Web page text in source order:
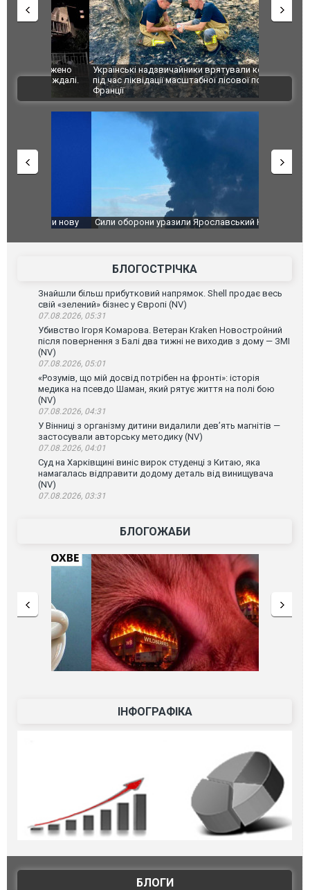
Українські надзвичайники врятували козуленя
під час ліквідації масштабної лісової пожежі у
СБУ за
Болгарії
ВІДЕО
Сили оборони уразили Ярославський НПЗ:
губернатор регіону заявив про наймасштабнішу
атаку. ВІДЕО
Неймар
БЛОГОСТРІЧКА
Знайшли більш прибутковий напрямок. Shell продає весь
свій «зелений» бізнес у Європі (NV)
07.08.2026, 05:31
Убивство Ігоря Комарова. Ветеран Kraken Новостройний
після повернення з Балі два тижні не виходив з дому — ЗМІ
(NV)
07.08.2026, 05:01
«Розумів, що мій досвід потрібен на фронті»: історія
медика на псевдо Шаман, який рятує життя на полі бою
(NV)
07.08.2026, 04:31
У Вінниці з організму дитини видалили дев’ять магнітів —
застосували авторську методику (NV)
07.08.2026, 04:01
Суд на Харківщині виніс вирок студенці з Китаю, яка
намагалась відправити додому деталь від винищувача
(NV)
07.08.2026, 03:31
БЛОГОЖАБИ
ІНФОГРАФІКА
БЛОГИ